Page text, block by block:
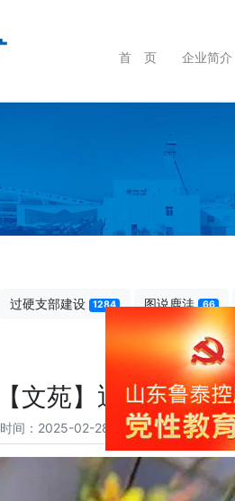
首 页 企业简介
过硬支部建设 1284 图说鹿洼 66
【文苑】迎春花开
时间：2025-02-28 访问量：946